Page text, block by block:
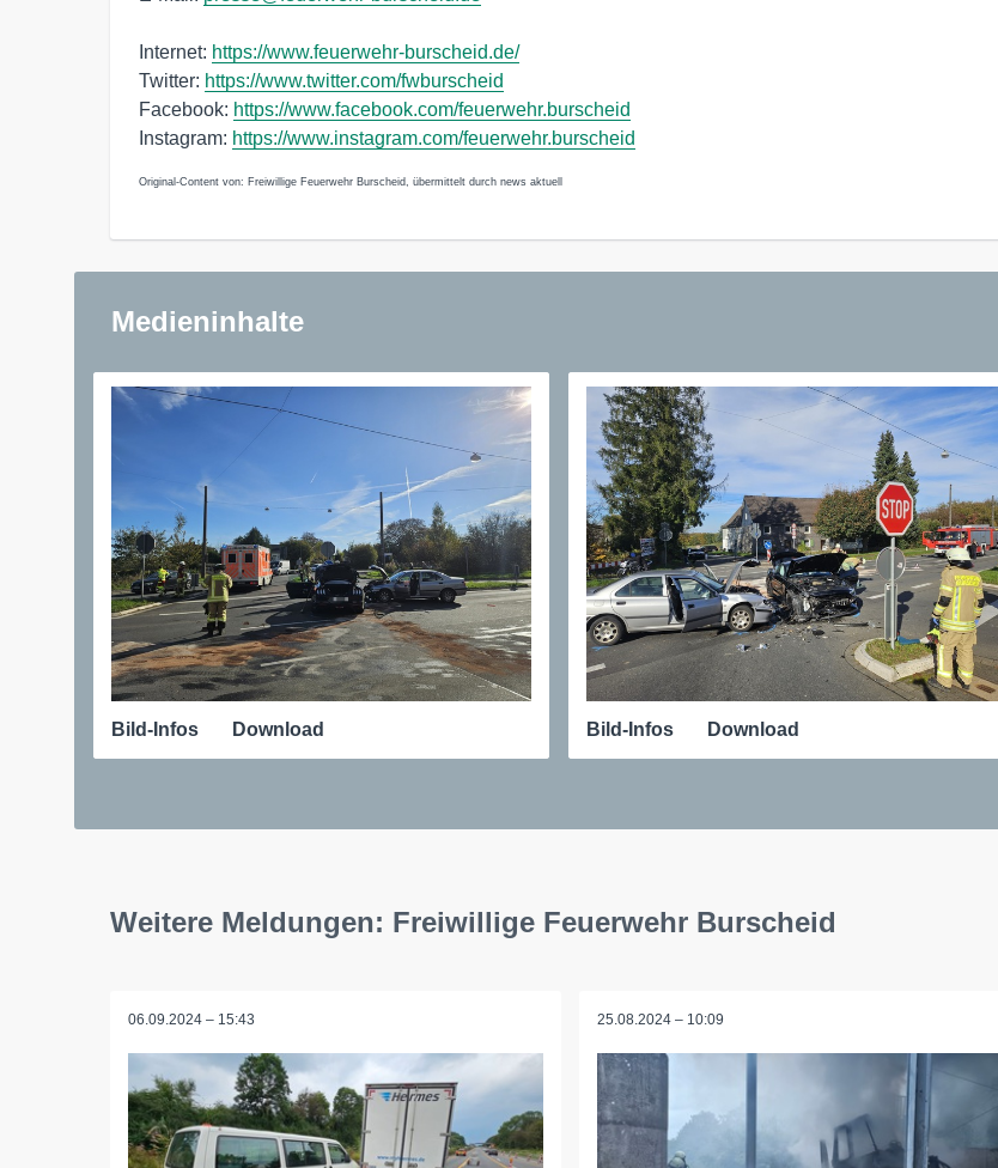
Internet: https://www.feuerwehr-burscheid.de/
Twitter: https://www.twitter.com/fwburscheid
Facebook: https://www.facebook.com/feuerwehr.burscheid
Instagram: https://www.instagram.com/feuerwehr.burscheid
Original-Content von: Freiwillige Feuerwehr Burscheid, übermittelt durch news aktuell
Medieninhalte
Bild-Infos Download Bild-Infos Download
Weitere Meldungen: Freiwillige Feuerwehr Burscheid
06.09.2024 – 15:43 25.08.2024 – 10:09